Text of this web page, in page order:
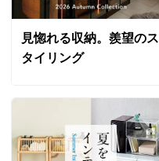
見惚れる収納。羨望のス
タイリング